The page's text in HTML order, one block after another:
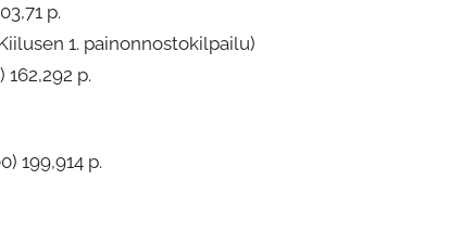
p.
1. painonnostokilpailu)
162,292 p.
199,914 p.